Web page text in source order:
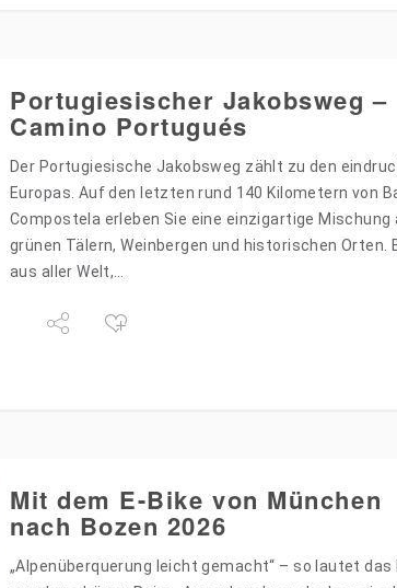
Portugiesischer Jakobsweg –
Camino Portugués
Der Portugiesische Jakobsweg zählt zu den
Europas. Auf den letzten rund 140 Kilometern von
Compostela erleben Sie eine einzigartige
grünen Tälern, Weinbergen und historischen Orten.
aus aller Welt,…
Mit dem E-Bike von München
nach Bozen 2026
„Alpenüberquerung leicht gemacht“ – so lautet